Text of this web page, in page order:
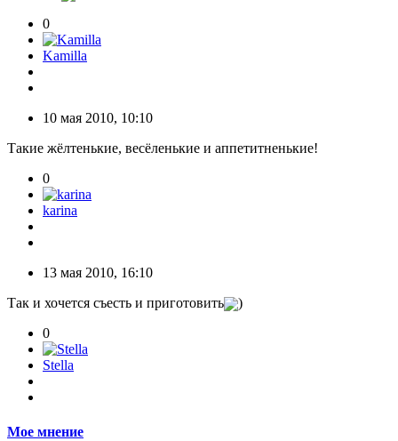
0
Kamilla
10 мая 2010, 10:10
Такие жёлтенькие, весёленькие и аппетитненькие!
0
karina
13 мая 2010, 16:10
Так и хочется съесть и приготовить
)
0
Stella
Мое мнение